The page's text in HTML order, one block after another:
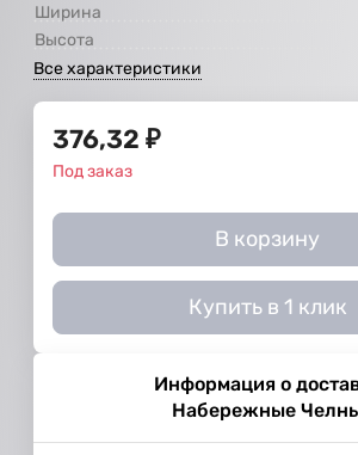
Ширина
Высота
Все характеристики
376,32 ₽
Под заказ
В корзину
Купить в 1 клик
Информация о
Набережные